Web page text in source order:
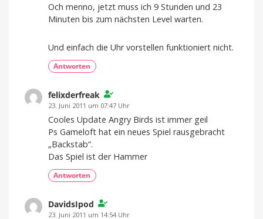
Och menno, jetzt muss ich 9 Stunden und 23
Minuten bis zum nächsten Level warten.
Und einfach die Uhr vorstellen funktioniert nicht.
Antworten
felixderfreak
23. Juni 2011 um 07:47 Uhr
Cooles Update Angry Birds ist immer geil
Ps Gameloft hat ein neues Spiel rausgebracht
„Backstab“.
Das Spiel ist der Hammer
Antworten
DavidsIpod
23. Juni 2011 um 14:54 Uhr